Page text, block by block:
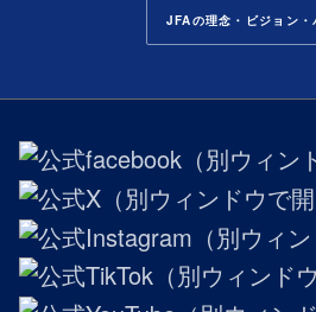
JFAの理念・ビジョン・